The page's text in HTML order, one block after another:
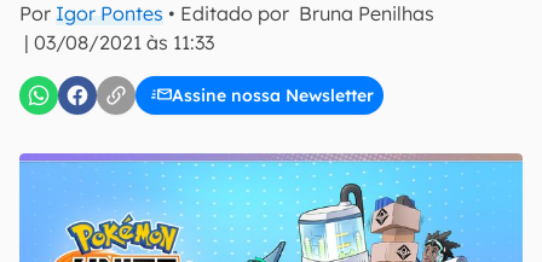
Por Igor Pontes • Editado por Bruna Penilhas
| 03/08/2021 às 11:33
Assine nossa Newsletter
inscreva-se
Confirmo que li, aceito e concordo com os Termos de
Uso e Política de Privacidade do Canaltech.